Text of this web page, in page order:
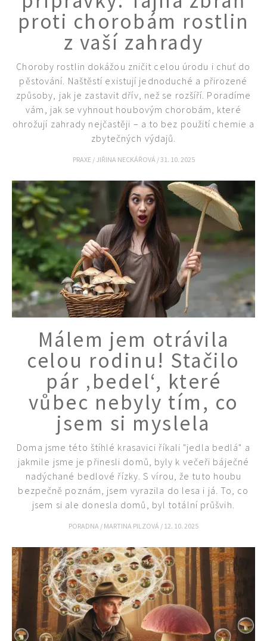
65 Kč
Objednat >
Naše krásná zahrada Speciál
74 Kč
Objednat >
proti chorobám rostlin
z vaší zahrady
Choroby rostlin dokážou zničit celou úrodu i chuť do
pěstování. Naštěstí existují jednoduché a přirozené
způsoby, jak je zastavit dřív, než se rozšíří. Poradíme
vám, jak se vyhnout houbovým chorobám, které
ohrožují zahrady nejčastěji – a to bez použití chemie a
zbytečných výdajů.
PRAXE / JIŘINA NECKÁŘOVÁ /31. 10. 2025
Málem jem otrávila
celou rodinu! Stačilo
pár ‚bedel‘, které
vůbec nebyly tím, co
jsem si myslela
Doma jsme této štíhlé krasavici říkali "jedla bedlá" a
jakmile jsme je přinesli domů, byly k večeři báječné
nadýchané bedlové řízky. S vírou, že tuto houbu
bezpečně poznám, jsem vyrazila do lesa i já. To, co
jsem si ale donesla domů, byl totální průšvih.
PORADNA / MARTINA PILZOVÁ / 12. 10. 2025